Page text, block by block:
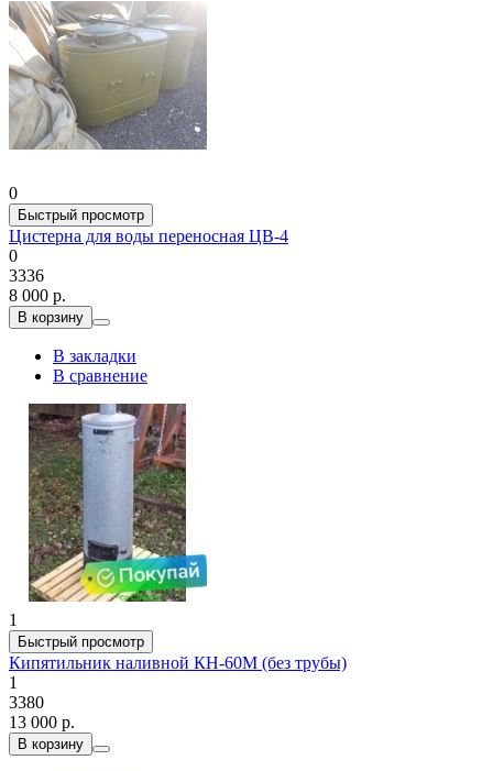
0
Быстрый просмотр
Цистерна для воды переносная ЦВ-4
0
3336
8 000 р.
В корзину
В закладки
В сравнение
1
Быстрый просмотр
Кипятильник наливной КН-60М (без трубы)
1
3380
13 000 р.
В корзину